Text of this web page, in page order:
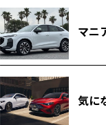
マニ
気に